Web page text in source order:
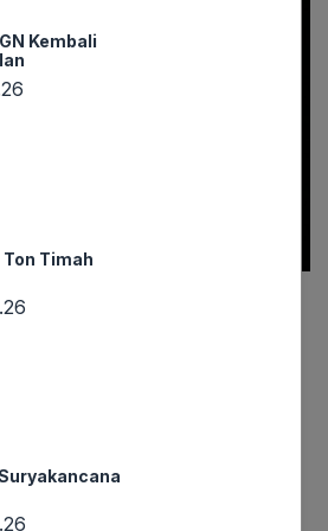
KH Yahya Cholil
disapa Gus Yahya,
kesiapannya untuk
diri sebagai pucuk
Islam terbesar di Indonesia
penting ini disampaikan Gus
Kembali
Timah